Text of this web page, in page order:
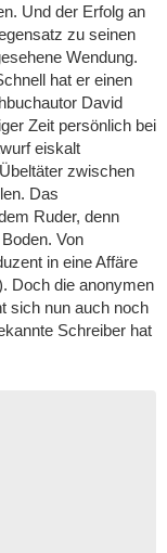
Und der Erfolg an
zu seinen
Wendung.
hat er einen
David
Zeit persönlich bei
eiskalt
zwischen
Das
Ruder, denn
Von
in eine Affäre
Doch die anonymen
sich nun auch noch
Schreiber hat